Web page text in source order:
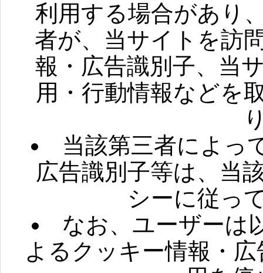
利用する場合があり
者が、当サイトを訪
報・広告識別子、当
用・行動情報などを
当該第三者によっ
広告識別子等は、当
シーに従っ
なお、ユーザーは
よるクッキー情報・